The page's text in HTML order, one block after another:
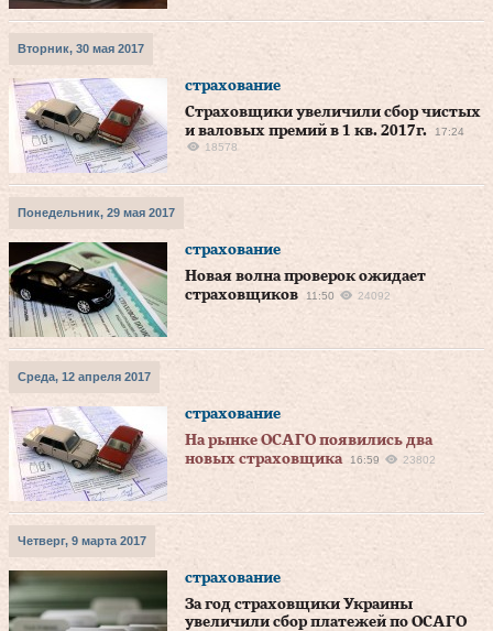
Вторник, 30 мая 2017
страхование
Страховщики увеличили сбор чистых
и валовых премий в 1 кв. 2017г.
17:24
18578
Понедельник, 29 мая 2017
страхование
Новая волна проверок ожидает
страховщиков
11:50 24092
Среда, 12 апреля 2017
страхование
На рынке ОСАГО появились два
новых страховщика
16:59 23802
Четверг, 9 марта 2017
страхование
За год страховщики Украины
увеличили сбор платежей по ОСАГО